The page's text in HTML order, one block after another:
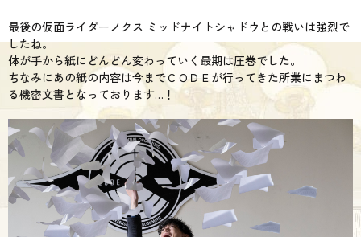
最後の仮面ライダーノクス ミッドナイトシャドウとの戦いは強烈で
したね。
体が手から紙にどんどん変わっていく最期は圧巻でした。
ちなみにあの紙の内容は今までＣＯＤＥが行ってきた所業にまつわ
る機密文書となっております…！